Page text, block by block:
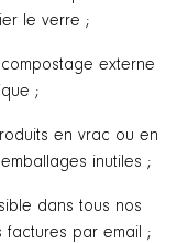
le verre ;
externe
;
en vrac ou en
inutiles ;
dans tous nos
factures par email ;